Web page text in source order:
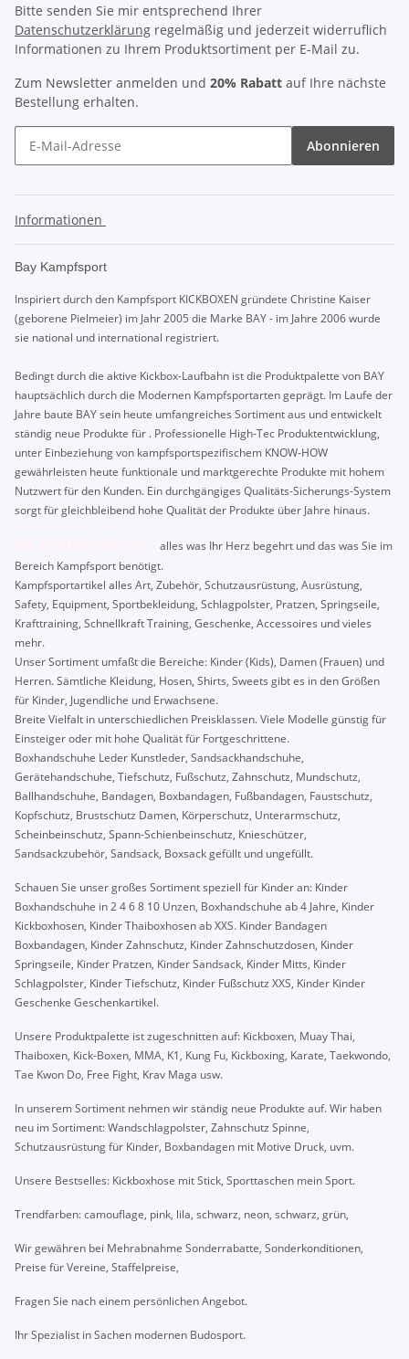
Bitte senden Sie mir entsprechend Ihrer
Datenschutzerklärung regelmäßig und jederzeit widerruflich
Informationen zu Ihrem Produktsortiment per E-Mail zu.
Zum Newsletter anmelden und 20% Rabatt auf Ihre nächste
Bestellung erhalten.
Abonnieren
Informationen
Bay Kampfsport
Inspiriert durch den Kampfsport KICKBOXEN gründete Christine Kaiser
(geborene Pielmeier) im Jahr 2005 die Marke BAY - im Jahre 2006 wurde
sie national und international registriert.
Bedingt durch die aktive Kickbox-Laufbahn ist die Produktpalette von BAY
hauptsächlich durch die Modernen Kampfsportarten geprägt. Im Laufe der
Jahre baute BAY sein heute umfangreiches Sortiment aus und entwickelt
ständig neue Produkte für . Professionelle High-Tec Produktentwicklung,
unter Einbeziehung von kampfsportspezifischem KNOW-HOW
gewährleisten heute funktionale und marktgerechte Produkte mit hohem
Nutzwert für den Kunden. Ein durchgängiges Qualitäts-Sicherungs-System
sorgt für gleichbleibend hohe Qualität der Produkte über Jahre hinaus.
alles was Ihr Herz begehrt und das was Sie im
Bereich Kampfsport benötigt.
Kampfsportartikel alles Art, Zubehör, Schutzausrüstung, Ausrüstung,
Safety, Equipment, Sportbekleidung, Schlagpolster, Pratzen, Springseile,
Krafttraining, Schnellkraft Training, Geschenke, Accessoires und vieles
mehr.
Unser Sortiment umfaßt die Bereiche: Kinder (Kids), Damen (Frauen) und
Herren. Sämtliche Kleidung, Hosen, Shirts, Sweets gibt es in den Größen
für Kinder, Jugendliche und Erwachsene.
Breite Vielfalt in unterschiedlichen Preisklassen. Viele Modelle günstig für
Einsteiger oder mit hohe Qualität für Fortgeschrittene.
Boxhandschuhe Leder Kunstleder, Sandsackhandschuhe,
Gerätehandschuhe, Tiefschutz, Fußschutz, Zahnschutz, Mundschutz,
Ballhandschuhe, Bandagen, Boxbandagen, Fußbandagen, Faustschutz,
Kopfschutz, Brustschutz Damen, Körperschutz, Unterarmschutz,
Scheinbeinschutz, Spann-Schienbeinschutz, Knieschützer,
Sandsackzubehör, Sandsack, Boxsack gefüllt und ungefüllt.
Schauen Sie unser großes Sortiment speziell für Kinder an: Kinder
Boxhandschuhe in 2 4 6 8 10 Unzen, Boxhandschuhe ab 4 Jahre, Kinder
Kickboxhosen, Kinder Thaiboxhosen ab XXS. Kinder Bandagen
Boxbandagen, Kinder Zahnschutz, Kinder Zahnschutzdosen, Kinder
Springseile, Kinder Pratzen, Kinder Sandsack, Kinder Mitts, Kinder
Schlagpolster, Kinder Tiefschutz, Kinder Fußschutz XXS, Kinder Kinder
Geschenke Geschenkartikel.
Unsere Produktpalette ist zugeschnitten auf: Kickboxen, Muay Thai,
Thaiboxen, Kick-Boxen, MMA, K1, Kung Fu, Kickboxing, Karate, Taekwondo,
Tae Kwon Do, Free Fight, Krav Maga usw.
In unserem Sortiment nehmen wir ständig neue Produkte auf. Wir haben
neu im Sortiment: Wandschlagpolster, Zahnschutz Spinne,
Schutzausrüstung für Kinder, Boxbandagen mit Motive Druck, uvm.
Unsere Bestselles: Kickboxhose mit Stick, Sporttaschen mein Sport.
Trendfarben: camouflage, pink, lila, schwarz, neon, schwarz, grün,
Wir gewähren bei Mehrabnahme Sonderrabatte, Sonderkonditionen,
Preise für Vereine, Staffelpreise,
Fragen Sie nach einem persönlichen Angebot.
Ihr Spezialist in Sachen modernen Budosport.